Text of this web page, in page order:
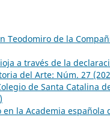
Teodomiro de la
a través de la
del Arte: Núm. 27
de Santa Catalina
la Academia española